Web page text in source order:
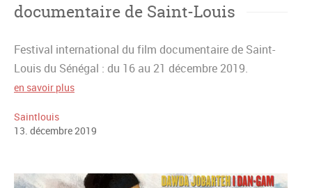
documentaire de Saint-Louis
Festival international du film documentaire de Saint-
Louis du Sénégal : du 16 au 21 décembre 2019.
en savoir plus
Saintlouis
13. décembre2019